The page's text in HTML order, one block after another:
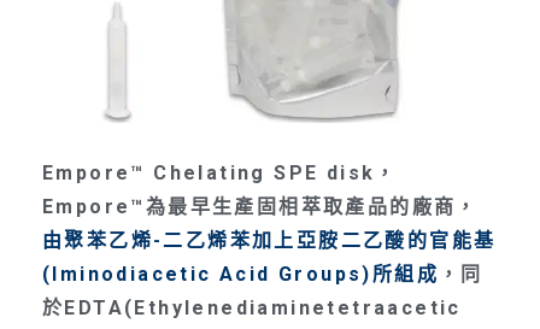
Empore™ Chelating SPE disk，
Empore™為最早生產固相萃取產品的廠商，
由聚苯乙烯-二乙烯苯加上亞胺二乙酸的官能基
(Iminodiacetic Acid Groups)所組成 ，同
於EDTA(Ethylenediaminetetraacetic